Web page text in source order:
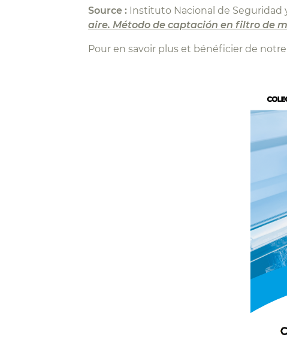
Source : Instituto Nacional de Seguridad
aire. Método de captación en filtro de
Pour en savoir plus et bénéficier de notre